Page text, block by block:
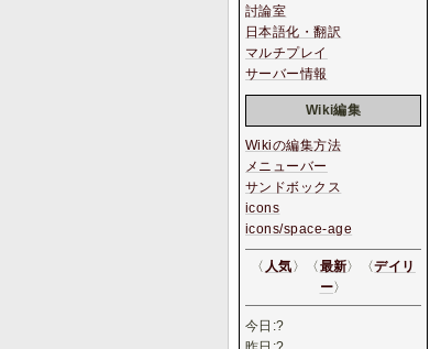
討論室
日本語化・翻訳
マルチプレイ
サーバー情報
Wiki編集
Wikiの編集方法
メニューバー
サンドボックス
icons
icons/space-age
〈 人気 〉〈 最新〉〈デイリ
ー〉
今日:?